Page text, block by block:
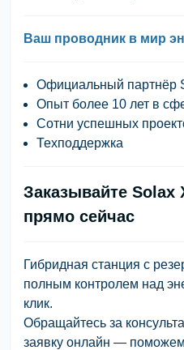
Ваш проводник в мир
Официальный партнёр
Опыт более 10 лет в
Сотни успешных
Техподдержка
Заказывайте Solax
прямо сейчас
Гибридная станция с
полным контролем над
клик.
Обращайтесь за
заявку онлайн — поможем